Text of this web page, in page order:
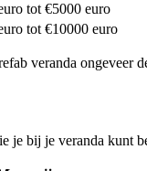
tot €5000 euro
tot €10000 euro
veranda ongeveer
je bij je veranda kunt